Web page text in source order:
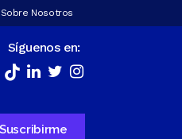
Sobre Nosotros
Síguenos en: